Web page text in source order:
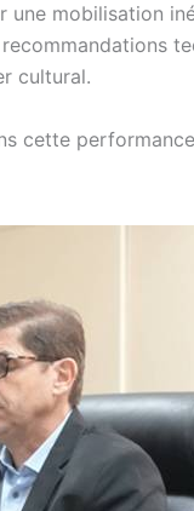
mobilisation
cultural.
cette